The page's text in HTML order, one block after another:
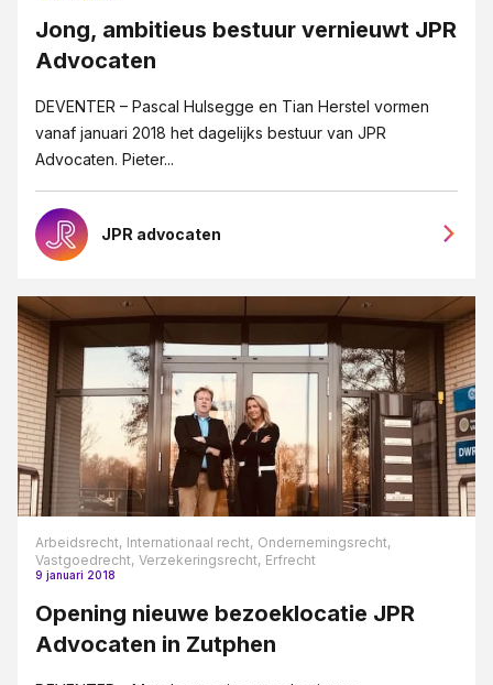
Jong, ambitieus bestuur vernieuwt JPR
Advocaten
DEVENTER – Pascal Hulsegge en Tian Herstel vormen
vanaf januari 2018 het dagelijks bestuur van JPR
Advocaten. Pieter...
JPR advocaten
Arbeidsrecht, Internationaal recht, Ondernemingsrecht,
Vastgoedrecht, Verzekeringsrecht, Erfrecht
9 januari 2018
Opening nieuwe bezoeklocatie JPR
Advocaten in Zutphen